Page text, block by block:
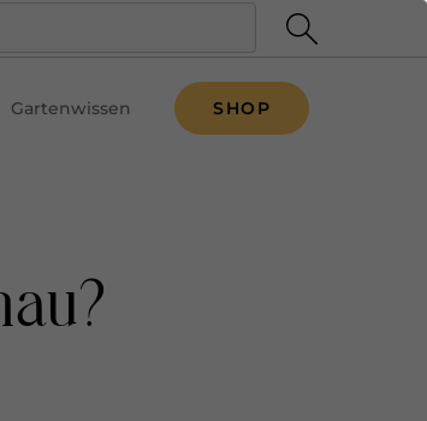
SUBMENU
Gartenwissen SHOP